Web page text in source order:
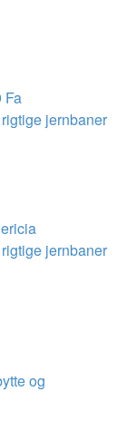
Fa
jernbaner
jernbaner
og